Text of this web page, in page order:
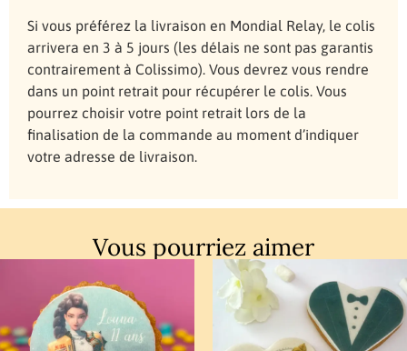
Si vous préférez la livraison en Mondial Relay, le colis
arrivera en 3 à 5 jours (les délais ne sont pas garantis
contrairement à Colissimo). Vous devrez vous rendre
dans un point retrait pour récupérer le colis. Vous
pourrez choisir votre point retrait lors de la
finalisation de la commande au moment d’indiquer
votre adresse de livraison.
Vous pourriez aimer